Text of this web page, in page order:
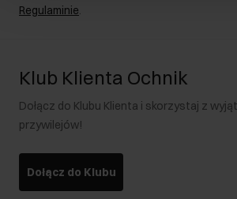
Regulaminie.
Klub Klienta Ochnik
Dołącz do Klubu Klienta i skorzystaj z
przywilejów!
Dołącz do Klubu